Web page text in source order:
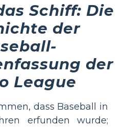
Schiff: Die
der
der
League
dass Baseball in
erfunden wurde;